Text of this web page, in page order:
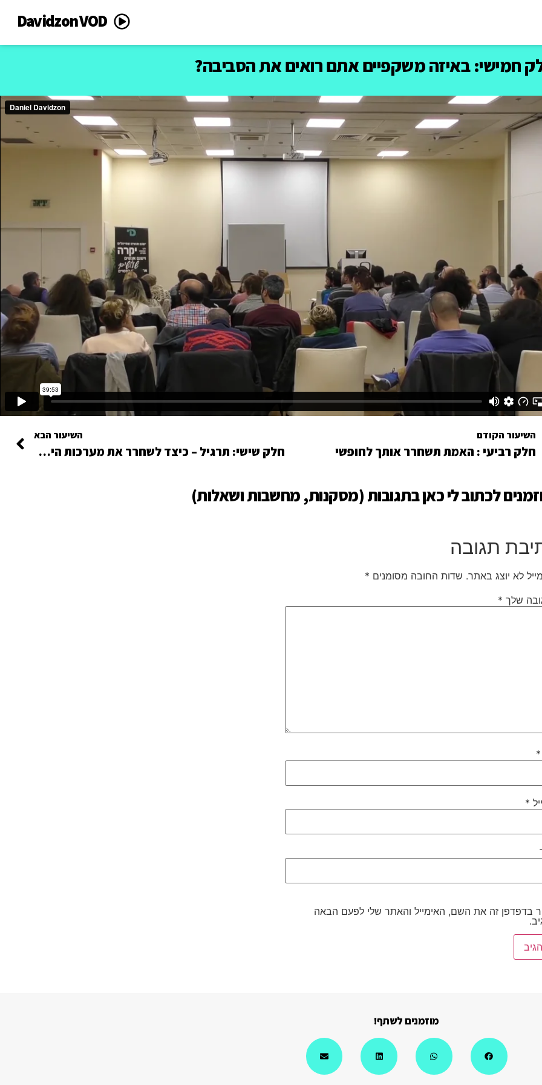
Davidzon VOD
חמישי: באיזה משקפיים אתם רואים את הסביבה?
השיעור הקודם
חלק רביעי : האמת תשחרר אותך לחופשי
השיעור הבא
חלק שישי: תרגיל – כיצד לשחרר את מערכות היחסים שתקועות אצלכם בחיים?
לכתוב לי כאן בתגובות (מסקנות, מחשבות ושאלות)
תגובה
לא יוצג באתר. שדות החובה מסומנים *
שלך *
*
*
בדפדפן זה את השם, האימייל והאתר שלי לפעם הבאה
מוזמנים לשתף!